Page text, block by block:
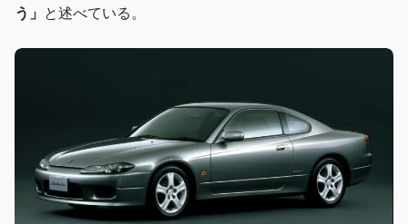
う」 と述べている。